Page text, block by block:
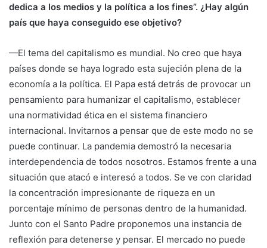
dedica a los medios y la política a los fines”. ¿Hay algún
país que haya conseguido ese objetivo?
—El tema del capitalismo es mundial. No creo que haya
países donde se haya logrado esta sujeción plena de la
economía a la política. El Papa está detrás de provocar un
pensamiento para humanizar el capitalismo, establecer
una normatividad ética en el sistema financiero
internacional. Invitarnos a pensar que de este modo no se
puede continuar. La pandemia demostró la necesaria
interdependencia de todos nosotros. Estamos frente a una
situación que atacó e interesó a todos. Se ve con claridad
la concentración impresionante de riqueza en un
porcentaje mínimo de personas dentro de la humanidad.
Junto con el Santo Padre proponemos una instancia de
reflexión para detenerse y pensar. El mercado no puede